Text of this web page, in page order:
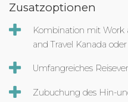
Zusatzoptionen
Kombination mit Work
and Travel Kanada
Umfangreiches
Zubuchung des Hin-